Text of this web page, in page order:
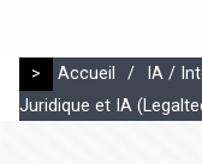
> Accueil / IA /
Juridique et IA